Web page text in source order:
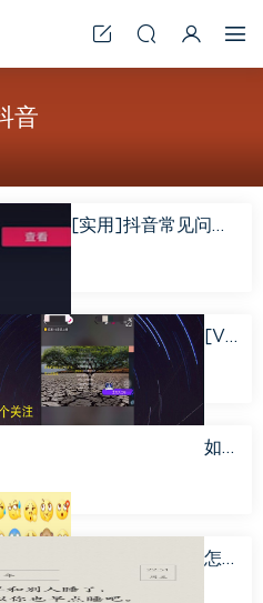
音
[实用]抖音常见问题汇总与解决方法(持续更新中)
[VIP初阶]抖音如何进行不露脸音乐电台直播？
如何将抖音表情包添加到微信？
怎么制作带有日期的图文形式？